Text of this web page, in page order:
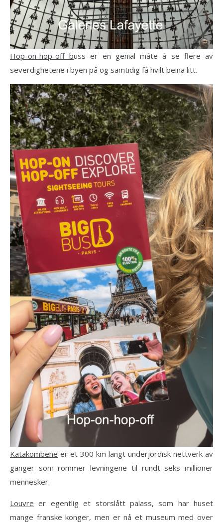
Hop-on-hop-off buss er en genial måte å se flere av
severdighetene i byen på og samtidig få hvilt beina litt.
Katakombene er et 300 km langt underjordisk nettverk av
ganger som rommer levningene til rundt seks millioner
mennesker.
Louvre er egentlig et storslått palass, som har huset
mange franske konger, men er nå et museum med over